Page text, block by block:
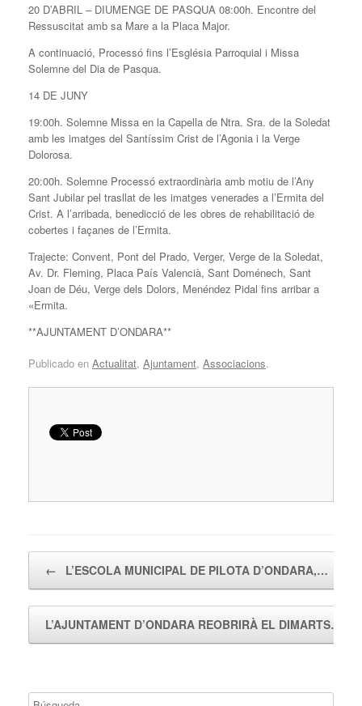
20 D’ABRIL – DIUMENGE DE PASQUA 08:00h. Encontre del
Ressuscitat amb sa Mare a la Placa Major.
A continuació, Processó fins l’Església Parroquial i Missa
Solemne del Dia de Pasqua.
14 DE JUNY
19:00h. Solemne Missa en la Capella de Ntra. Sra. de la Soledat
amb les imatges del Santíssim Crist de l’Agonia i la Verge
Dolorosa.
20:00h. Solemne Processó extraordinària amb motiu de l’Any
Sant Jubilar pel trasllat de les imatges venerades a l’Ermita del
Crist. A l’arribada, benedicció de les obres de rehabilitació de
cobertes i façanes de l’Ermita.
Trajecte: Convent, Pont del Prado, Verger, Verge de la Soledat,
Av. Dr. Fleming, Placa País Valencià, Sant Doménech, Sant
Joan de Déu, Verge dels Dolors, Menéndez Pidal fins arribar a
«Ermita.
**AJUNTAMENT D’ONDARA**
Publicado en Actualitat, Ajuntament, Associacions.
← L’ESCOLA MUNICIPAL DE PILOTA D’ONDARA,…
L’AJUNTAMENT D’ONDARA REOBRIRÀ EL DIMARTS…